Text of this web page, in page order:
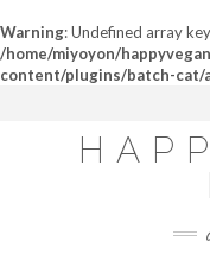
Warning: Undefined array
/home/miyoyon/
content/plugins/batch-cat/